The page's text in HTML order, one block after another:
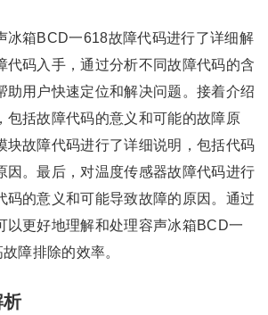
箱BCD一618故障代码进行了详细解
代码入手，通过分析不同故障代码的含
助用户快速定位和解决问题。接着介绍
包括故障代码的意义和可能的故障原
块故障代码进行了详细说明，包括代码
因。最后，对温度传感器故障代码进行
码的意义和可能导致故障的原因。通过
以更好地理解和处理容声冰箱BCD一
障排除的效率。
析